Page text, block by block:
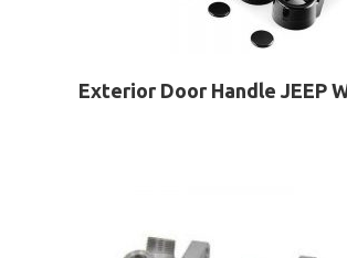
Exterior Door Handle JEEP